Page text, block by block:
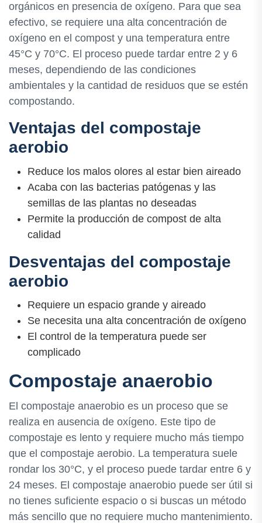
orgánicos en presencia de oxígeno. Para que sea
efectivo, se requiere una alta concentración de
oxígeno en el compost y una temperatura entre
45°C y 70°C. El proceso puede tardar entre 2 y 6
meses, dependiendo de las condiciones
ambientales y la cantidad de residuos que se estén
compostando.
Ventajas del compostaje
aerobio
Reduce los malos olores al estar bien aireado
Acaba con las bacterias patógenas y las
semillas de las plantas no deseadas
Permite la producción de compost de alta
calidad
Desventajas del compostaje
aerobio
Requiere un espacio grande y aireado
Se necesita una alta concentración de oxígeno
El control de la temperatura puede ser
complicado
Compostaje anaerobio
El compostaje anaerobio es un proceso que se
realiza en ausencia de oxígeno. Este tipo de
compostaje es lento y requiere mucho más tiempo
que el compostaje aerobio. La temperatura suele
rondar los 30°C, y el proceso puede tardar entre 6 y
24 meses. El compostaje anaerobio puede ser útil si
no tienes suficiente espacio o si buscas un método
más sencillo que no requiere mucho mantenimiento.